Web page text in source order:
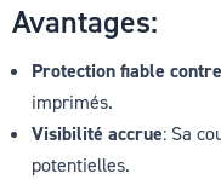
Avantages:
Protection fiable
imprimés.
Visibilité accrue: Sa
potentielles.